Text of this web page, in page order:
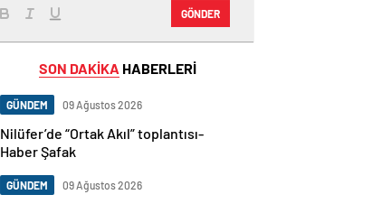
GÖNDER
SON DAKİKA HABERLERİ
GÜNDEM 09 Ağustos 2026
Nilüfer’de “Ortak Akıl” toplantısı-
Haber Şafak
GÜNDEM 09 Ağustos 2026